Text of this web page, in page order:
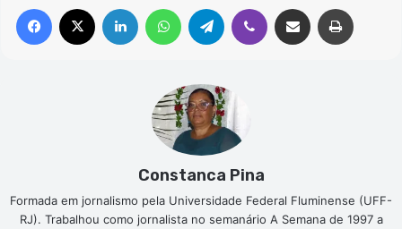
Facebook Linkedin WhatsAppTelegram Viber Compartilhar via e-mail
Constanca Pina
Formada em jornalismo pela Universidade Federal Fluminense (UFF-
RJ). Trabalhou como jornalista no semanário A Semana de 1997 a